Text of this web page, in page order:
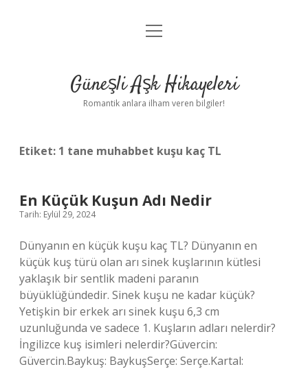
Anasayfa
Yasal Uyarı
menüyü
Güneşli Aşk Hikayeleri
Romantik anlara ilham veren bilgiler!
Etiket: 1 tane muhabbet kuşu kaç TL
En Küçük Kuşun Adı Nedir
Tarih: Eylül 29, 2024
Dünyanın en küçük kuşu kaç TL? Dünyanın en
küçük kuş türü olan arı sinek kuşlarının kütlesi
yaklaşık bir sentlik madeni paranın
büyüklüğündedir. Sinek kuşu ne kadar küçük?
Yetişkin bir erkek arı sinek kuşu 6,3 cm
uzunluğunda ve sadece 1. Kuşların adları nelerdir?
İngilizce kuş isimleri nelerdir?Güvercin:
Güvercin.Baykuş: BaykuşSerçe: Serçe.Kartal: